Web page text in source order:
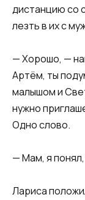
дистанцию со
лезть в их с
​— Хорошо, —
Артём, ты
малышом и
нужно
Одно слово.​
​— Мам, я
​Лариса